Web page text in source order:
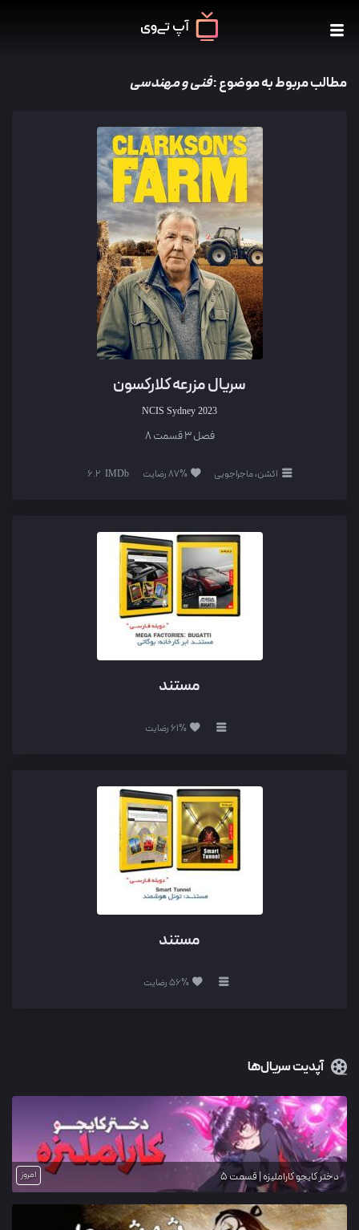
مطالب مربوط به موضوع :فنی و مهندسی
سریال مزرعه کلارکسون
NCIS Sydney 2023
فصل 3 قسمت 8
اکشن، ماجراجویی 87% رضایت
مستند
61% رضایت
مستند
56% رضایت
آپدیت سریال‌ها
دختر کایجو کاراملیزه | قسمت 5 امروز